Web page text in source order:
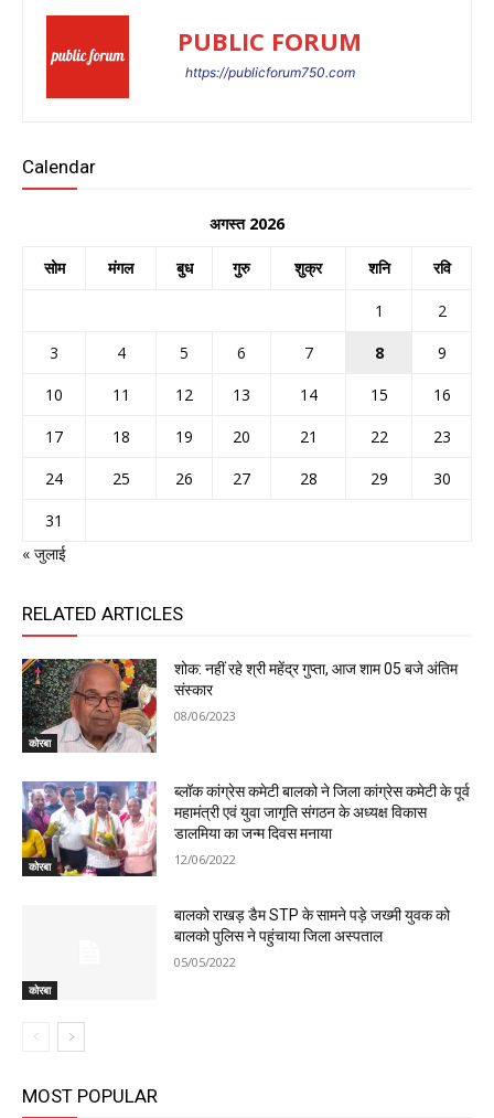
PUBLIC FORUM
https://publicforum750.com
Calendar
अगस्त 2026
सोम मंगल बुध गुरु शुक्र शनि रवि
1
2
3
4 5 6 7 8
9
10
11 12 13 14 15
16
17
18 19 20 21 22
23
24
25 26 27 28 29
30
31
« जुलाई
RELATED ARTICLES
कोरबा
शोक: नहीं रहे श्री महेंद्र गुप्ता, आज शाम 05 बजे अंतिम
संस्कार
08/06/2023
कोरबा
ब्लॉक कांग्रेस कमेटी बालको ने जिला कांग्रेस कमेटी के पूर्व
महामंत्री एवं युवा जागृति संगठन के अध्यक्ष विकास
डालमिया का जन्म दिवस मनाया
12/06/2022
कोरबा
बालको राखड़ डैम STP के सामने पड़े जख्मी युवक को
बालको पुलिस ने पहुंचाया जिला अस्पताल
05/05/2022
MOST POPULAR